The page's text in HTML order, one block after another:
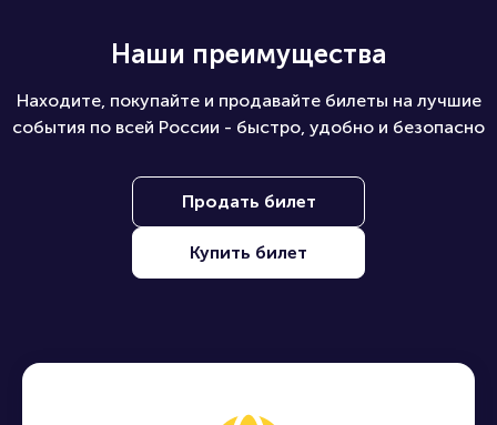
Наши преимущества
Находите, покупайте и продавайте билеты на лучшие
события по всей России - быстро, удобно и безопасно
Продать билет
Купить билет